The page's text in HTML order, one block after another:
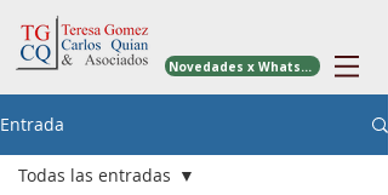
Novedades x WhatsApp
Entrada
Todas las entradas